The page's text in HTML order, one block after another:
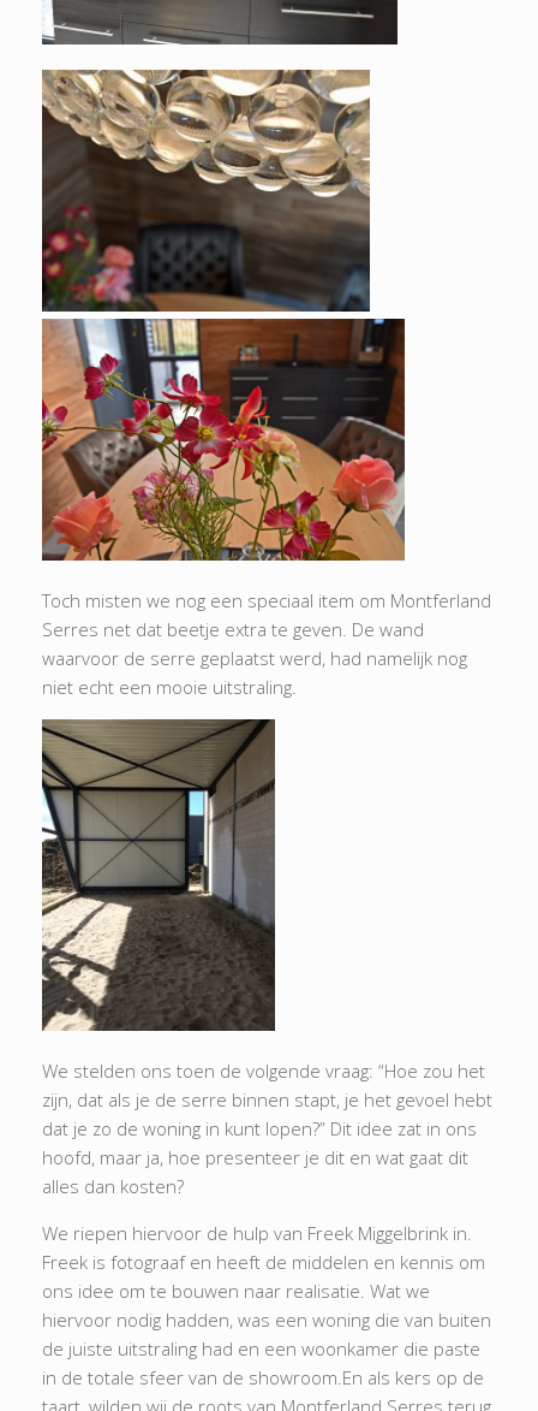
Toch misten we nog een speciaal item om Montferland
Serres net dat beetje extra te geven. De wand
waarvoor de serre geplaatst werd, had namelijk nog
niet echt een mooie uitstraling.
We stelden ons toen de volgende vraag: “Hoe zou het
zijn, dat als je de serre binnen stapt, je het gevoel hebt
dat je zo de woning in kunt lopen?” Dit idee zat in ons
hoofd, maar ja, hoe presenteer je dit en wat gaat dit
alles dan kosten?
We riepen hiervoor de hulp van Freek Miggelbrink in.
Freek is fotograaf en heeft de middelen en kennis om
ons idee om te bouwen naar realisatie. Wat we
hiervoor nodig hadden, was een woning die van buiten
de juiste uitstraling had en een woonkamer die paste
in de totale sfeer van de showroom.En als kers op de
taart, wilden wij de roots van Montferland Serres terug